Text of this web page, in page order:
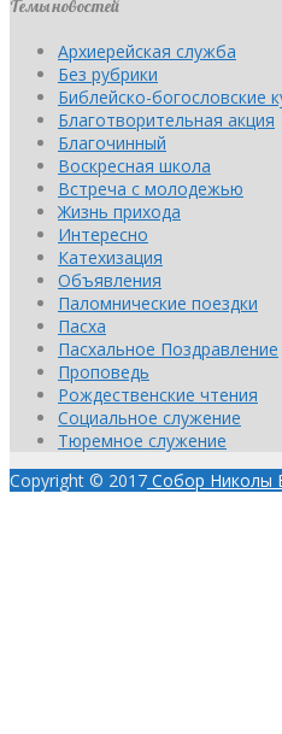
Темы новостей
Архиерейская служба
Без рубрики
Библейско-богословские
Благотворительная акция
Благочинный
Воскресная школа
Встреча с молодежью
Жизнь прихода
Интересно
Катехизация
Объявления
Паломнические поездки
Пасха
Пасхальное Поздравление
Проповедь
Рождественские чтения
Социальное служение
Тюремное служение
Copyright © 2017 Собор Николы